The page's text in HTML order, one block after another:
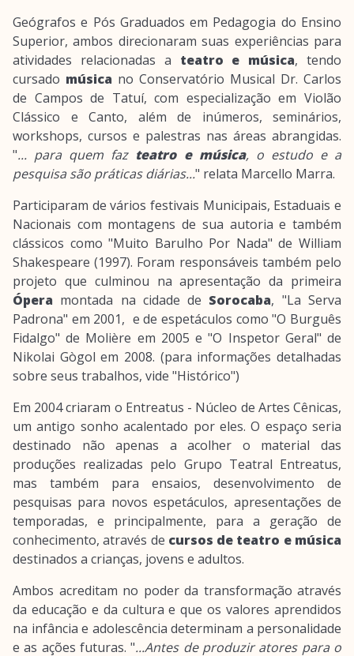
Geógrafos e Pós Graduados em Pedagogia do Ensino
Superior, ambos direcionaram suas experiências para
atividades relacionadas a teatro e música, tendo
cursado música no Conservatório Musical Dr. Carlos
de Campos de Tatuí, com especialização em Violão
Clássico e Canto, além de inúmeros, seminários,
workshops, cursos e palestras nas áreas abrangidas.
"... para quem faz teatro e música, o estudo e a
pesquisa são práticas diárias..." relata Marcello Marra.
Participaram de vários festivais Municipais, Estaduais e
Nacionais com montagens de sua autoria e também
clássicos como "Muito Barulho Por Nada" de William
Shakespeare (1997). Foram responsáveis também pelo
projeto que culminou na apresentação da primeira
Ópera montada na cidade de Sorocaba, "La Serva
Padrona" em 2001, e de espetáculos como "O Burguês
Fidalgo" de Molière em 2005 e "O Inspetor Geral" de
Nikolai Gògol em 2008. (para informações detalhadas
sobre seus trabalhos, vide "Histórico")
Em 2004 criaram o Entreatus - Núcleo de Artes Cênicas,
um antigo sonho acalentado por eles. O espaço seria
destinado não apenas a acolher o material das
produções realizadas pelo Grupo Teatral Entreatus,
mas também para ensaios, desenvolvimento de
pesquisas para novos espetáculos, apresentações de
temporadas, e principalmente, para a geração de
conhecimento, através de cursos de teatro e música
destinados a crianças, jovens e adultos.
Ambos acreditam no poder da transformação através
da educação e da cultura e que os valores aprendidos
na infância e adolescência determinam a personalidade
e as ações futuras. "...Antes de produzir atores para o